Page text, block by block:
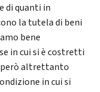
di quanti in
la tutela di beni
bene
in cui si è costretti
però altrettanto
in cui si